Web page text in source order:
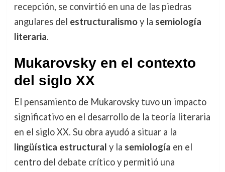
recepción, se convirtió en una de las piedras
angulares del estructuralismoy la semiología
literaria.
Mukarovsky en el contexto
del siglo XX
El pensamiento de Mukarovsky tuvo un impacto
significativo en el desarrollo de la teoría literaria
en el siglo XX. Su obra ayudó a situar a la
lingüística estructural y la semiología en el
centro del debate crítico y permitió una